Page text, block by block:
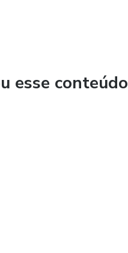
esse conteúdo